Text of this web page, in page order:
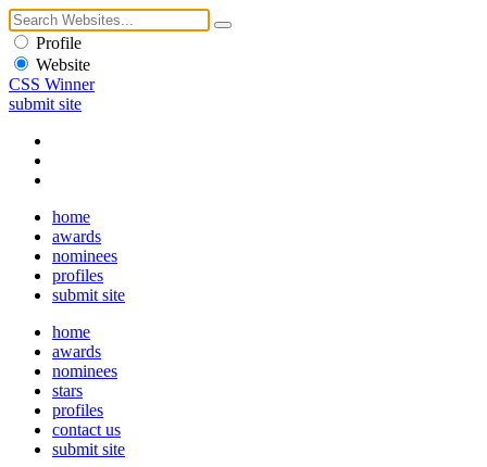
Profile
Website
CSS Winner
submit site
home
awards
nominees
profiles
submit site
home
awards
nominees
stars
profiles
contact us
submit site